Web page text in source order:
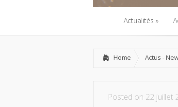
Actualités
Actualités
Home Actus -
Posted on 22 juillet